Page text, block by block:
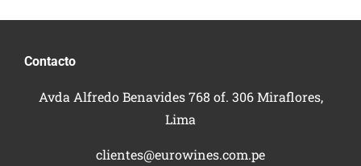
Contacto
Avda Alfredo Benavides 768 of. 306 Miraflores,
Lima
clientes@eurowines.com.pe